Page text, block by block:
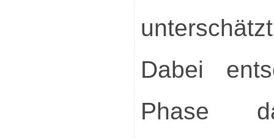
Dabei
Phase